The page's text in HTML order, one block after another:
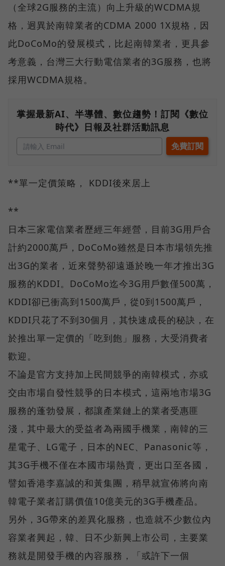
（全球2G服務的主流）向上升級的WCDMA規
格，迥異於南韓業者的CDMA 2000 1X規格，因
此DoCoMo的發展模式，比起南韓業者，更具參
考意義，台灣三大行動電信業者的3G服務，也將
採用WCDMA規格。
掌握最新AI、半導體、數位趨勢！訂閱《數位
時代》日報及社群活動訊息
**單一定價策略， KDDI後來居上
**
日本三家電信業者歷經三年經營，目前3G用戶合
計約2000萬戶，DoCoMo雖然是日本市場領先推
出3G的業者，近來聲勢卻遠遜於晚一年才推出3G
服務的KDDI。DoCoMo迄今3G用戶數僅500萬，
KDDI卻已衝高到1500萬戶，從0到1500萬戶，
KDDI只花了不到30個月，其快速成長的秘訣，在
於推出單一定價的「吃到飽」服務，大受消費者
歡迎。
不論是官方支持加上民間競爭的南韓模式，亦或
交由市場自發性競爭的日本模式，這兩地市場3G
服務的蓬勃發展，都讓產業鏈上的業者受惠匪
淺，其中最大的受益者為兩國手機業，南韓的三
星電子、LG電子，日本的NEC、Panasonic等，
其3G手機不僅在本國市場熱賣，更出口至各國，
譬如香港李嘉誠的和黃集團，稍早就宣佈將向南
韓電子業者訂購價值10億美元的3G手機產品。
另外，3G帶來的差異化服務，也造就不少數位內
容業者興起，韓、日不少新興上市公司，主要業
務就是開發手機的內容服務，「或許下一個